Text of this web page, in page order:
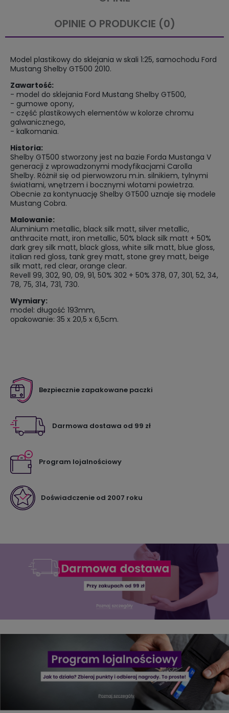
OPINIE O PRODUKCIE (0)
Model plastikowy do sklejania w skali 1:25, samochodu Ford
Mustang Shelby GT500 2010.
Zawartość:
- model do sklejania Ford Mustang Shelby GT500,
- gumowe opony,
- część plastikowych elementów w kolorze chromu
galwanicznego,
- kalkomania.
Historia:
Shelby GT500 stworzony jest na bazie Forda Mustanga V
generacji z wprowadzonymi modyfikacjami Carolla
Shelby. Różnił się od pierwowzoru m.in. silnikiem, tylnymi
światłami, wnętrzem i bocznymi wlotami powietrza.
Obecnie za kontynuację Shelby GT500 uznaje się modele
Mustang Cobra.
Malowanie:
Aluminium metallic, black silk matt, silver metallic,
anthracite matt, iron metallic, 50% black silk matt + 50%
dark grey silk matt, black gloss, white silk matt, blue gloss,
italian red gloss, tank grey matt, stone grey matt, beige
silk matt, red clear, orange clear.
Revell 99, 302, 90, 09, 91, 50% 302 + 50% 378, 07, 301, 52, 34,
78, 75, 314, 731, 730.
Wymiary:
model: długość 193mm,
opakowanie: 35 x 20,5 x 6,5cm.
Bezpiecznie zapakowane paczki
Darmowa dostawa od 99 zł
Program lojalnościowy
Doświadczenie od 2007 roku